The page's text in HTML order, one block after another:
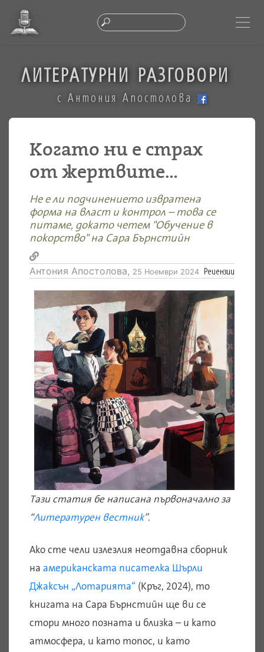
ЛИТЕРАТУРНИ РАЗГОВОРИ
с Антония Апостолова
Когато ни е страх
от жертвите...
Не е ли подчинението извратена
форма на власт и контрол – това се
питаме, докато четем "Обучение в
покорство" на Сара Бърнстийн
Антония Апостолова, 25 Ноември 2024 Рецензии
Тази статия бе написана първоначално за
“Литературен вестник”.
Ако сте чели излезлия неотдавна сборник
на американската писателка Шърли
Джаксън „Лотарията“ (Кръг, 2024), то
книгата на Сара Бърнстийн ще ви се
стори много позната и близка – и като
атмосфера, и като топос, и като